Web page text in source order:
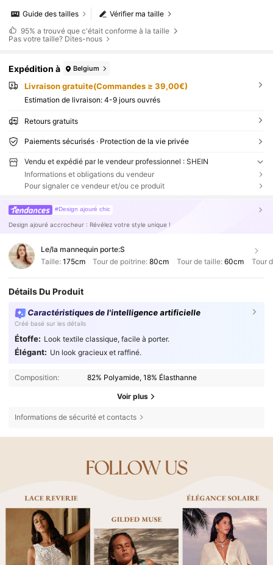
Vérifier ma taille
Guide des tailles
95% a trouvé que c'était conforme à la taille
Pas votre taille? Dites-nous
Expédition à Belgium
Livraison gratuite(Commandes ≥ 39,00€)
Estimation de livraison: 4-9 jours ouvrés
Retours gratuits
Paiements sécurisés · Protection de la vie privée
Vendu et expédié par le vendeur professionnel : SHEIN
Informations et obligations du vendeur
Pour signaler ce vendeur et/ou ce produit
#Design ajouré chic
Design ajouré accrocheur : Révélez votre style unique !
Le/la mannequin porte:S
Taille: 175cm Tour de poitrine:80cm Tour de taille: 60cm Tour
Détails Du Produit
Caractéristiques de l'intelligence artificielle
Créé basé sur les détails
Étoffe: Look textile classique, facile à porter.
Élégant: Un look gracieux et raffiné.
Composition: 82% Polyamide, 18% Élasthanne
Voir plus
Informations de sécurité et contacts